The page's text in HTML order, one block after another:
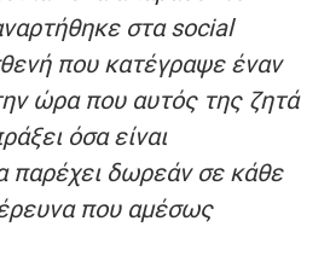
στα social
που κατέγραψε έναν
ώρα που αυτός της ζητά
όσα είναι
παρέχει δωρεάν σε κάθε
που αμέσως